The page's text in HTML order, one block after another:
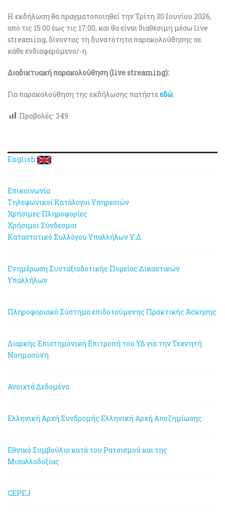
Η εκδήλωση θα πραγματοποιηθεί την Τρίτη 30 Ιουνίου 2026,
από τις 15:00 έως τις 17:00, και θα είναι διαθέσιμη μέσω live
streaming, δίνοντας τη δυνατότητα παρακολούθησης σε
κάθε ενδιαφερόμενο/-η.
Διαδικτυακή παρακολούθηση (live streaming):
Για παρακολούθηση της εκδήλωσης πατήστεεδώ
Προβολές: 349
English
Επικοινωνία
Τηλεφωνικοί Κατάλογοι Υπηρεσιών
Χρήσιμες Πληροφορίες
Χρήσιμοι Σύνδεσμοι
Καταστατικό Συλλόγου Υπαλλήλων Υ.Δ.
Ενημέρωση Συνταξιοδοτικής Πορείας Δικαστικών
Υπαλλήλων
Πληροφοριακό Σύστημα επιδοτούμενης Πρακτικής Άσκησης
Διαρκής Επιστημονική Επιτροπή του ΥΔ για την Τεχνητή
Νοημοσύνη
Ανοιχτά Δεδομένα
Ελληνική Αρχή Συνδρομής Ελληνική Αρχή Αποζημίωσης
Εθνικό Συμβούλιο κατά του Ρατσισμού και της
Μισαλλοδοξίας
CEPEJ